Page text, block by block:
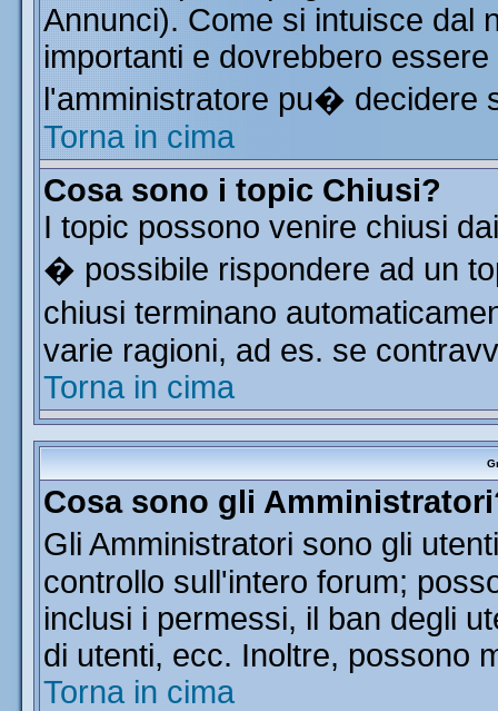
Annunci). Come si intuisce dal
importanti e dovrebbero
l'amministratore pu�
Torna in cima
Cosa sono i topic Chiusi?
I topic possono venire chiusi
� possibile rispondere ad un
chiusi terminano
varie ragioni, ad es. se
Torna in cima
Cosa sono gli
Gli Amministratori sono gli
controllo sull'intero forum;
inclusi i permessi, il ban degli
di utenti, ecc. Inoltre, possono
Torna in cima